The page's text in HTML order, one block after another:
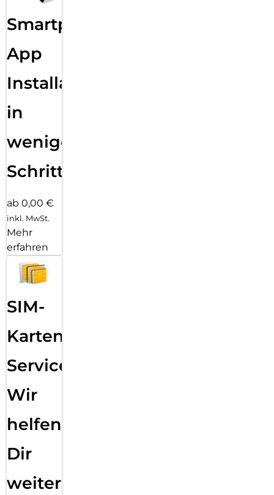
Smartphone
App
Installation
in
wenigen
Schritten
ab 0,00 €
inkl. MwSt.
Mehr
erfahren
SIM-
Karten
Service:
Wir
helfen
Dir
weiter